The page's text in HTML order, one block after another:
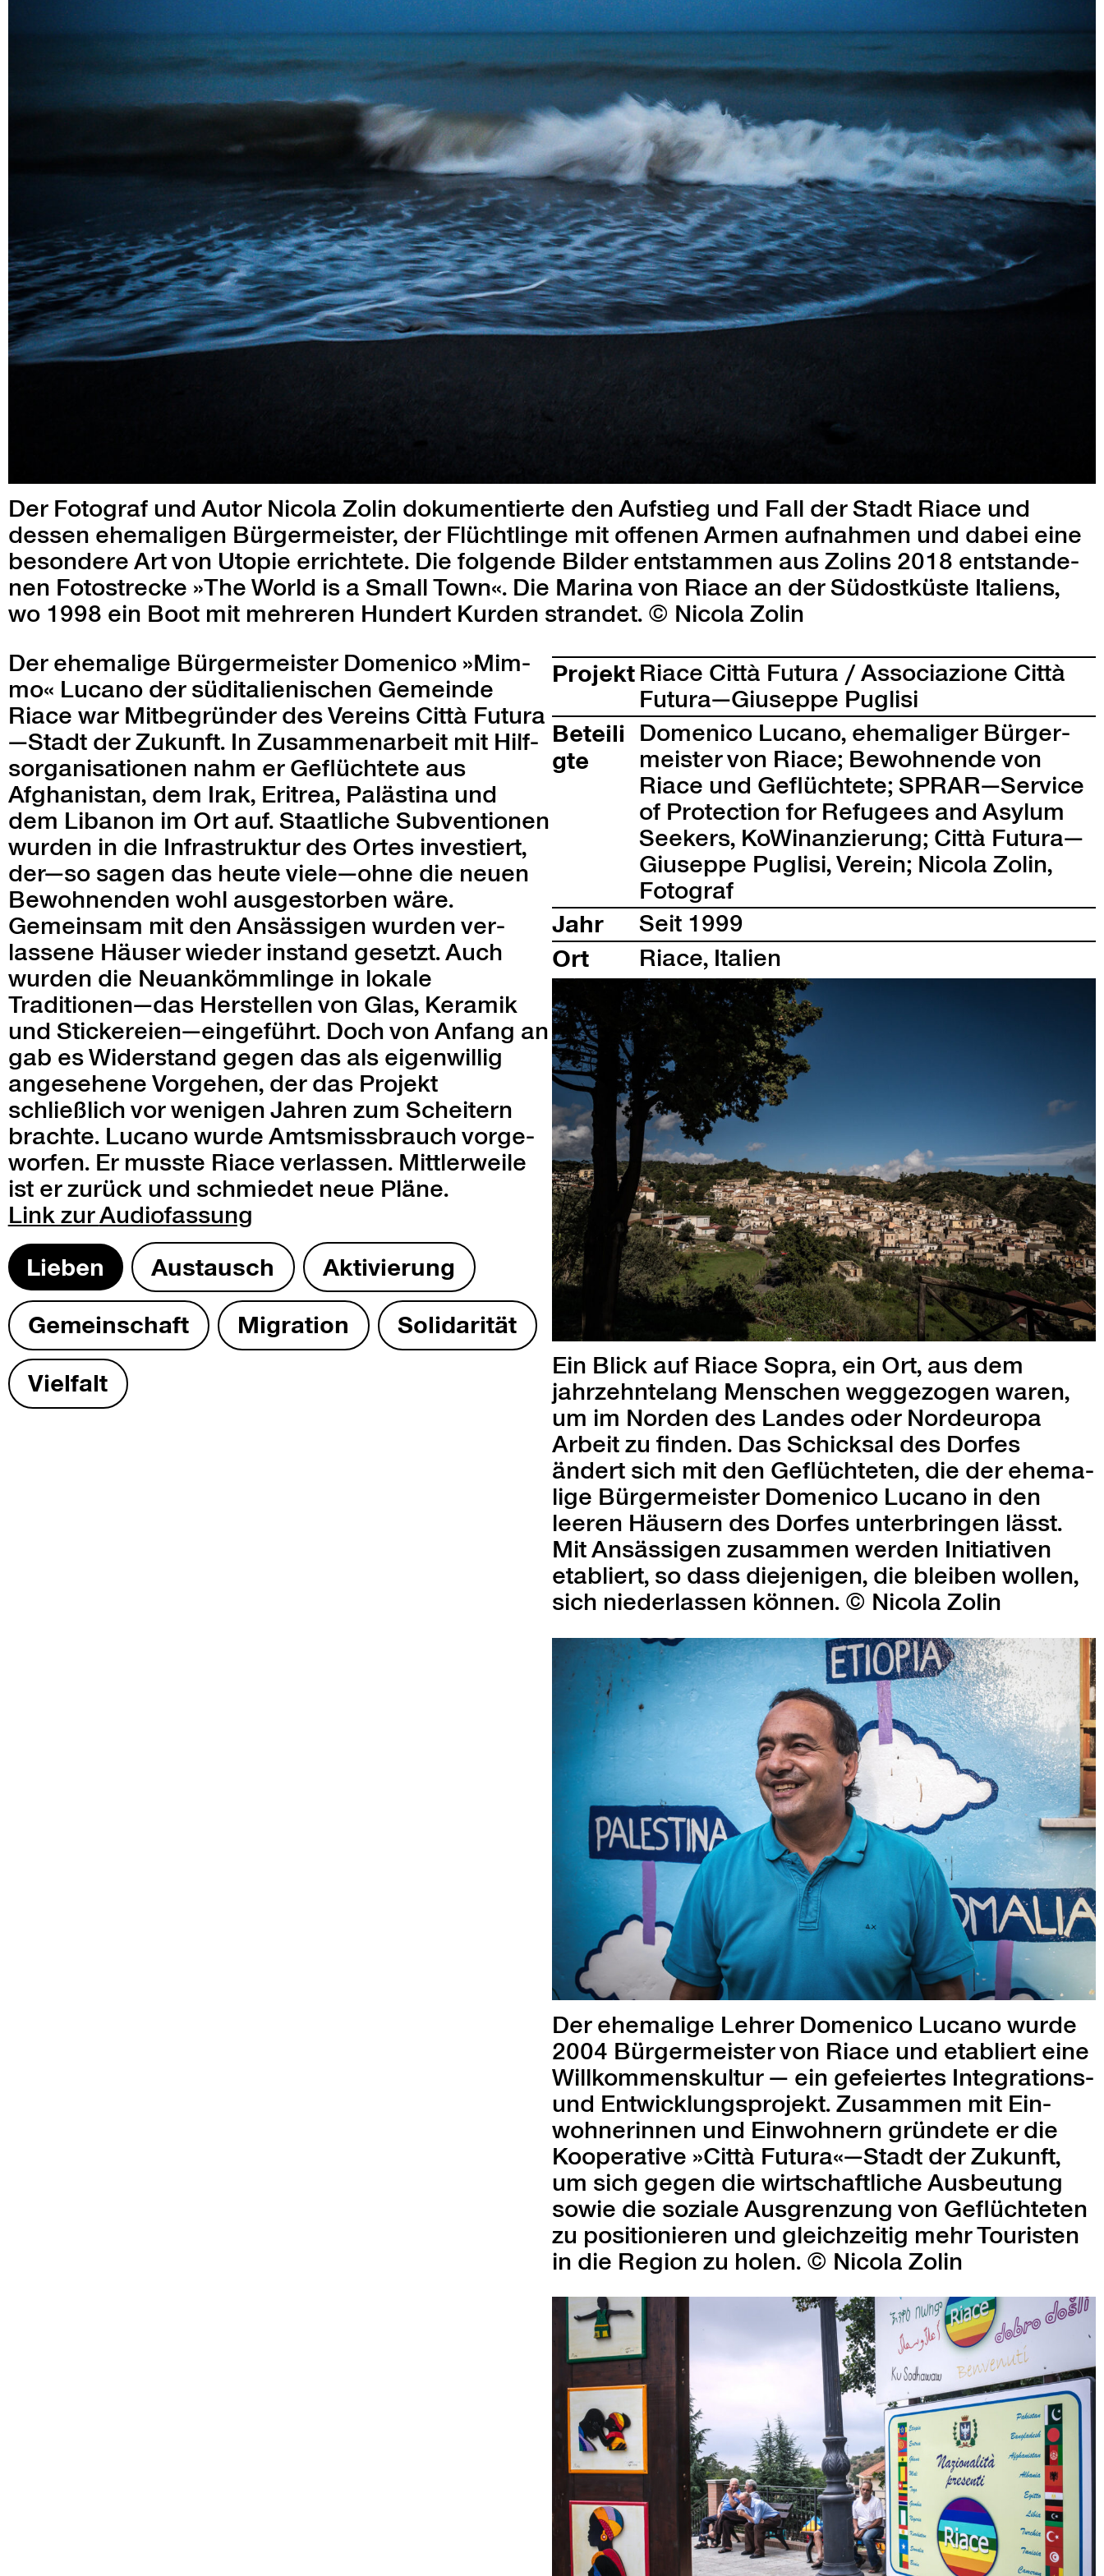
Der Fotograf und Autor Nico­la Zolin doku­men­tierte den Auf­stieg und Fall der Stadt Riace und
dessen ehe­ma­li­gen Bürg­er­meis­ter, der Flüchtlinge mit offe­nen Armen auf­nah­men und dabei eine
beson­dere Art von Utopie errichtete. Die fol­gende Bilder entstam­men aus Zolins 2018 ent­stande­
nen Foto­strecke »The World is a Small Town«. Die Mari­na von Riace an der Südostküste Ital­iens,
wo 1998 ein Boot mit mehreren Hun­dert Kur­den stran­det. © Nico­la Zolin
Der ehe­ma­lige Bürg­er­meis­ter Domeni­co »Mim­
mo« Lucano der südi­tal­ienis­chen Gemeinde
Riace war Mit­be­grün­der des Vere­ins Cit­tà Futura
—Stadt der Zukun­ft. In Zusam­me­nar­beit mit Hil­f­
sor­gan­i­sa­tio­nen nahm er Geflüchtete aus
Afghanistan, dem Irak, Eritrea, Palästi­na und
dem Libanon im Ort auf. Staatliche Sub­ven­tio­nen
wur­den in die Infra­struk­tur des Ortes investiert,
der—so sagen das heute viele—ohne die neuen
Bewohnen­den wohl aus­gestor­ben wäre.
Gemein­sam mit den Ansäs­si­gen wur­den ver­
lassene Häuser wieder instand geset­zt. Auch
wur­den die Neuankömm­linge in lokale
Traditionen—das Her­stellen von Glas, Keramik
und Stickereien—eingeführt. Doch von Anfang an
gab es Wider­stand gegen das als eigen­willig
ange­se­hene Vorge­hen, der das Pro­jekt
schließlich vor weni­gen Jahren zum Scheit­ern
brachte. Lucano wurde Amtsmiss­brauch vorge­
wor­fen. Er musste Riace ver­lassen. Mit­tler­weile
ist er zurück und schmiedet neue Pläne.
Link zurAudio­fas­sung
Lieben
Aus­tausch Aktivierung
Gemein­schaft Migra­tion Sol­i­dar­ität
Vielfalt
Pro­jekt Riace Cit­tà Futu­ra / Asso­ci­azione Cit­tà
Futura—Giuseppe Puglisi
Beteili
gte
Domeni­co Lucano, ehe­ma­liger Bürg­er­
meis­ter von Riace; Bewohnende von
Riace und Geflüchtete; SPRAR—Service
of Pro­tec­tion for Refugees and Asy­lum
Seek­ers, KoW­inanzierung; Cit­tà Futura—
Giuseppe Puglisi, Vere­in; Nico­la Zolin,
Fotograf
Jahr
Seit 1999
Ort
Riace, Ital­ien
Ein Blick auf Riace Sopra, ein Ort, aus dem
jahrzehn­te­lang Men­schen wegge­zo­gen waren,
um im Nor­den des Lan­des oder Nordeu­ropa
Arbeit zu find­en. Das Schick­sal des Dor­fes
ändert sich mit den Geflüchteten, die der ehe­ma­
lige Bürg­er­meis­ter Domeni­co Lucano in den
leeren Häusern des Dor­fes unter­brin­gen lässt.
Mit Ansäs­si­gen zusam­men wer­den Ini­tia­tiv­en
etabliert, so dass diejeni­gen, die bleiben wollen,
sich nieder­lassen kön­nen. © Nico­la Zolin
Der ehe­ma­lige Lehrer Domeni­co Lucano wurde
2004 Bürg­er­meis­ter von Riace und etabliert eine
Willkom­men­skul­tur — ein gefeiertes Inte­gra­tions-
und Entwick­lung­spro­jekt. Zusam­men mit Ein­
wohner­in­nen und Ein­wohn­ern grün­dete er die
Koop­er­a­tive »Cit­tà Futura«—Stadt der Zukun­ft,
um sich gegen die wirtschaftliche Aus­beu­tung
sowie die soziale Aus­gren­zung von Geflüchteten
zu posi­tion­ieren und gle­ichzeit­ig mehr Touris­ten
in die Region zu holen. © Nico­la Zolin